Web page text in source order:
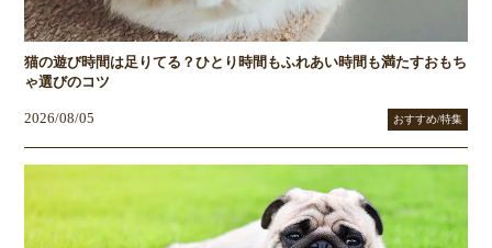
猫の遊び時間は足りてる？ひとり時間もふれあい時間も満たすおもち
ゃ選びのコツ
2026/08/05 おすすめ/特集